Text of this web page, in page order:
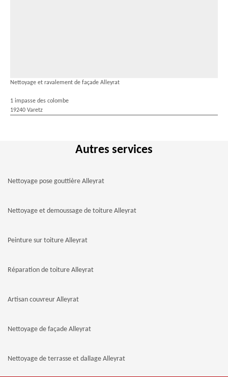
Nettoyage et ravalement de façade Alleyrat
1 impasse des colombe
19240 Varetz
Autres services
Nettoyage pose gouttière Alleyrat
Nettoyage et demoussage de toiture Alleyrat
Peinture sur toiture Alleyrat
Réparation de toiture Alleyrat
Artisan couvreur Alleyrat
Nettoyage de façade Alleyrat
Nettoyage de terrasse et dallage Alleyrat